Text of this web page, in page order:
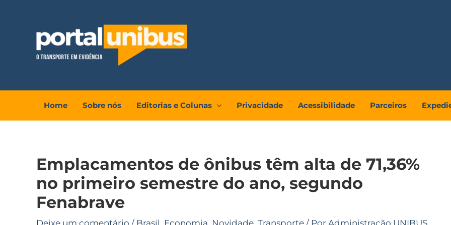
conteúdo
Home Sobre nós Editorias e Colunas Privacidade Acessibilidade Parceiros
Emplacamentos de ônibus têm alta de 71,36%
no primeiro semestre do ano, segundo
Fenabrave
Deixe um comentário / Brasil, Economia, Novidade, Transporte / Por Administração UNIBUS